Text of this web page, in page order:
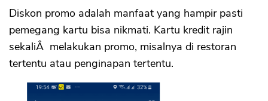
Diskon promo adalah manfaat yang hampir pasti
pemegang kartu bisa nikmati. Kartu kredit rajin
sekaliÂ melakukan promo, misalnya di restoran
tertentu atau penginapan tertentu.